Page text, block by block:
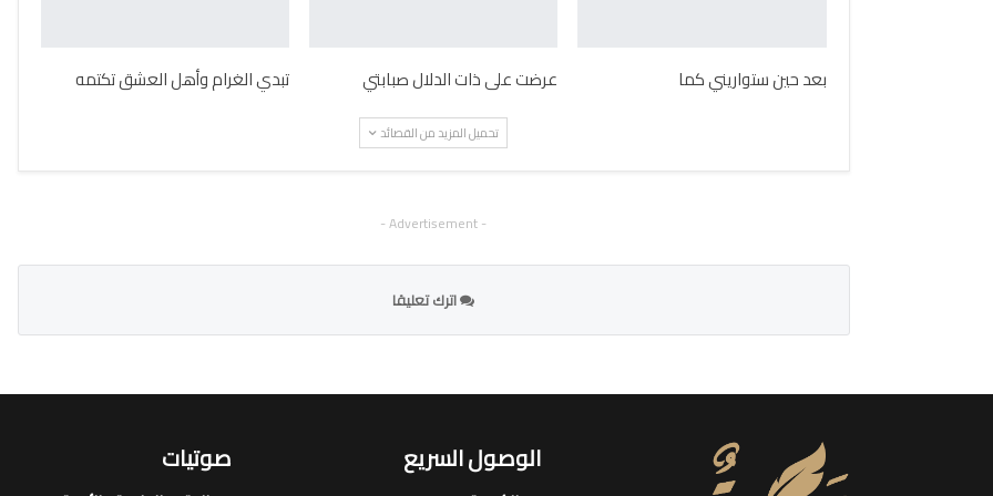
بعد حين ستواريني كما عرضت على ذات الدلال صبابتي تبدي الغرام وأهل العشق تكتمه
تحميل المزيد من القصائد
- Advertisement -
اترك تعليقا
الوصول السريع صوتيات